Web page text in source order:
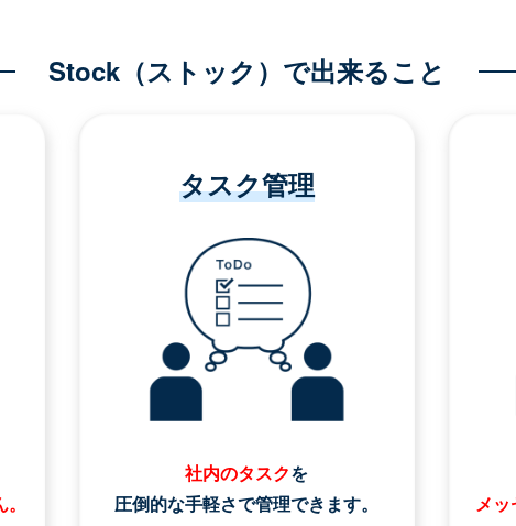
Stock（ストック）で出来ること
タスク管理
社内のタスクを
圧倒的な手軽さで管理できます。
メッ